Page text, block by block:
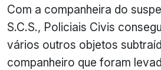
Com a companheira do
S.C.S., Policiais Civis
vários outros objetos
companheiro que foram